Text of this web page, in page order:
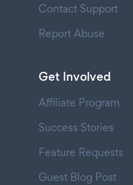
Contact Support
Report Abuse
Get Involved
Affiliate Program
Success Stories
Feature Requests
Guest Blog Post